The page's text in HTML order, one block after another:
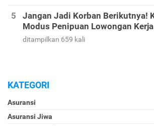
Jangan Jadi Korban Berikutnya!
Modus Penipuan Lowongan
ditampilkan 659 kali
KATEGORI
Asuransi
Asuransi Jiwa